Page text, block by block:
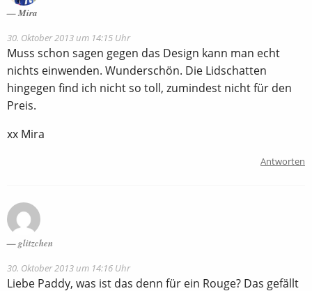
Mira
30. Oktober 2013 um 14:15 Uhr
Muss schon sagen gegen das Design kann man echt
nichts einwenden. Wunderschön. Die Lidschatten
hingegen find ich nicht so toll, zumindest nicht für den
Preis.
xx Mira
Antworten
glitzchen
30. Oktober 2013 um 14:16 Uhr
Liebe Paddy, was ist das denn für ein Rouge? Das gefällt